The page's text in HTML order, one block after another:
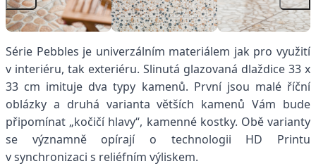
Série Pebbles je univerzálním materiálem jak pro využití
v interiéru, tak exteriéru. Slinutá glazovaná dlaždice 33 x
33 cm imituje dva typy kamenů. První jsou malé říční
oblázky a druhá varianta větších kamenů Vám bude
připomínat „kočičí hlavy“, kamenné kostky. Obě varianty
se významně opírají o technologii HD Printu
v synchronizaci s reliéfním výliskem.